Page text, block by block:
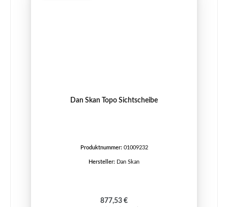
Dan Skan Topo Sichtscheibe
Produktnummer: 01009232
Hersteller: Dan Skan
Regulärer Preis:
877,53 €